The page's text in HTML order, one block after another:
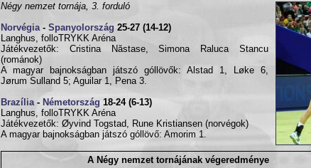
Négy nemzet tornája, 3. forduló
Norvégia - Spanyolország 25-27 (14-12)
Langhus, folloTRYKK Aréna
Játékvezetők: Cristina Năstase, Simona Raluca Stancu
(románok)
A magyar bajnokságban játszó góllövők: Alstad 1, Løke 6,
Jørum Sulland 5; Aguilar 1, Pena 3.
Brazília - Németország 18-24 (6-13)
Langhus, folloTRYKK Aréna
Játékvezetők: Øyvind Togstad, Rune Kristiansen (norvégok)
A magyar bajnokságban játszó góllövő: Amorim 1.
A Négy nemzet tornájának végeredménye